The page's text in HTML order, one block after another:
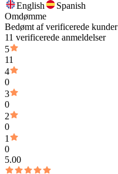
English
Spanish
Omdømme
Bedømt af verificerede kunder
11 verificerede anmeldelser
5
11
4
0
3
0
2
0
1
0
5.00